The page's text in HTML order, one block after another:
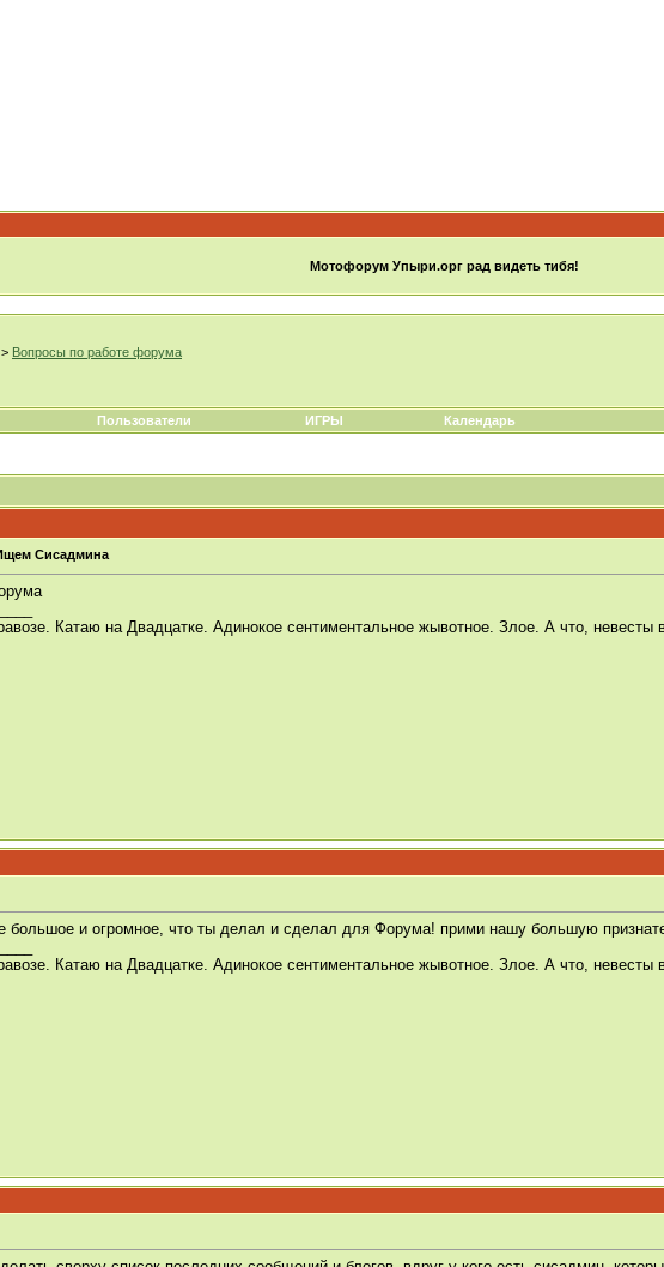
Мотофорум Упыри.орг рад видеть тибя!
> Вопросы по работе форума
Пользователи ИГРЫ Календарь
Сисадмина
Катаю на Двадцатке. Адинокое сентиментальное жывотное. Злое. А что, невесты
большое и огромное, что ты делал и сделал для Форума! прими нашу большую
Катаю на Двадцатке. Адинокое сентиментальное жывотное. Злое. А что, невесты